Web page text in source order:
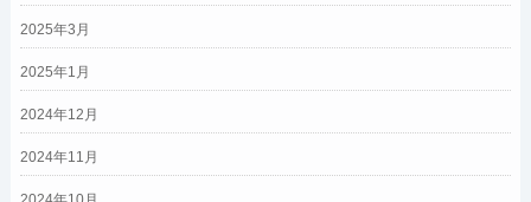
2025年3月
2025年1月
2024年12月
2024年11月